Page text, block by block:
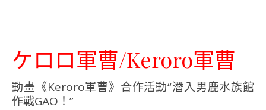
ケロロ軍曹/Keroro軍曹
動畫《Keroro軍曹》合作活動“潛入男鹿水族館
作戰GAO！”